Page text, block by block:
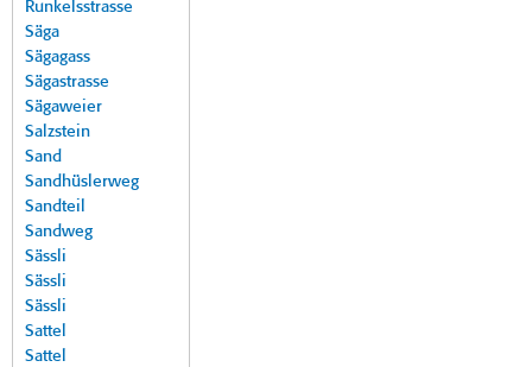
Runkelsstrasse
Säga
Sägagass
Sägastrasse
Sägaweier
Salzstein
Sand
Sandhüslerweg
Sandteil
Sandweg
Sässli
Sässli
Sässli
Sattel
Sattel